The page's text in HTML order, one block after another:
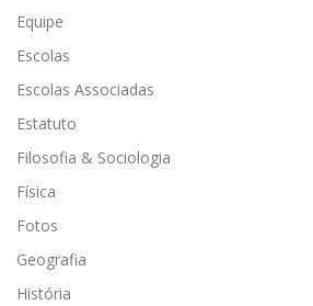
Equipe
Escolas
Escolas Associadas
Estatuto
Filosofia & Sociologia
Física
Fotos
Geografia
História